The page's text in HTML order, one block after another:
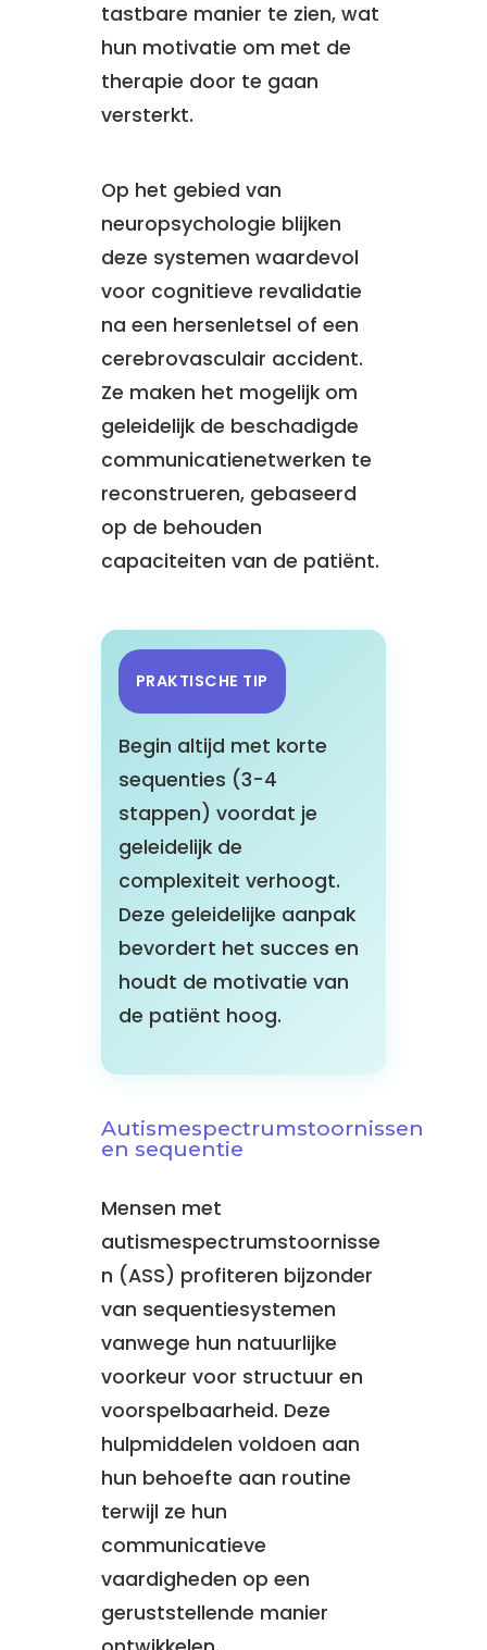
tastbare manier te zien, wat
hun motivatie om met de
therapie door te gaan
versterkt.
Op het gebied van
neuropsychologie blijken
deze systemen waardevol
voor cognitieve revalidatie
na een hersenletsel of een
cerebrovasculair accident.
Ze maken het mogelijk om
geleidelijk de beschadigde
communicatienetwerken te
reconstrueren, gebaseerd
op de behouden
capaciteiten van de patiënt.
PRAKTISCHE TIP
Begin altijd met korte
sequenties (3-4
stappen) voordat je
geleidelijk de
complexiteit verhoogt.
Deze geleidelijke aanpak
bevordert het succes en
houdt de motivatie van
de patiënt hoog.
Autismespectrumstoornissen
en sequentie
Mensen met
autismespectrumstoornisse
n (ASS) profiteren bijzonder
van sequentiesystemen
vanwege hun natuurlijke
voorkeur voor structuur en
voorspelbaarheid. Deze
hulpmiddelen voldoen aan
hun behoefte aan routine
terwijl ze hun
communicatieve
vaardigheden op een
geruststellende manier